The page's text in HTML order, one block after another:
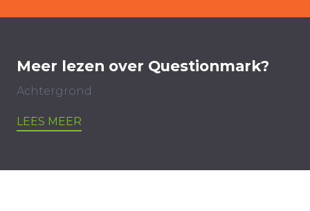
Meer lezen over Questionmark?
Achtergrond
LEES MEER